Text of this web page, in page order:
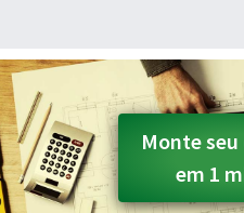
Monte
em 1